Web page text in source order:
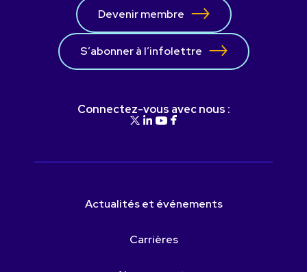
Devenir membre
S’abonner à l’infolettre
Connectez-vous avec nous :
Actualités et événements
Carrières